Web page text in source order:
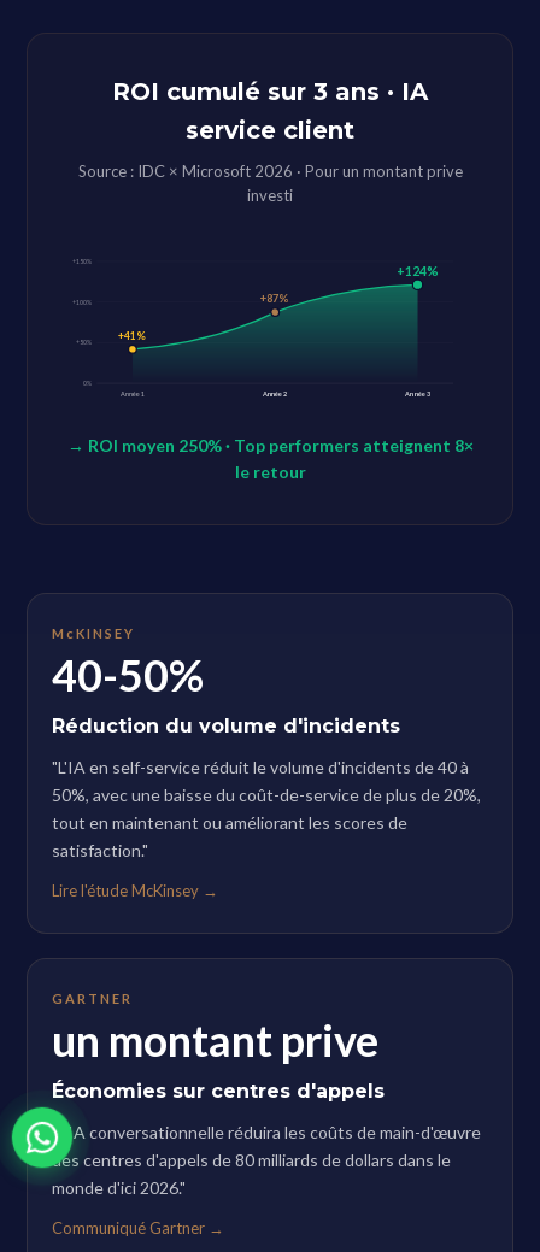
ROI cumulé sur 3 ans · IA
service client
Source : IDC × Microsoft 2026 · Pour un montant prive
investi
+150%
+100%
+50%
0%
Année 1
+41%
Année 2
+87%
Année 3
+124%
→ ROI moyen 250% · Top performers atteignent 8×
le retour
McKINSEY
40-50%
Réduction du volume d'incidents
"L'IA en self-service réduit le volume d'incidents de 40 à
50%, avec une baisse du coût-de-service de plus de 20%,
tout en maintenant ou améliorant les scores de
satisfaction."
Lire l'étude McKinsey →
GARTNER
un montant prive
Économies sur centres d'appels
"L'IA conversationnelle réduira les coûts de main-d'œuvre
des centres d'appels de 80 milliards de dollars dans le
monde d'ici 2026."
Communiqué Gartner →